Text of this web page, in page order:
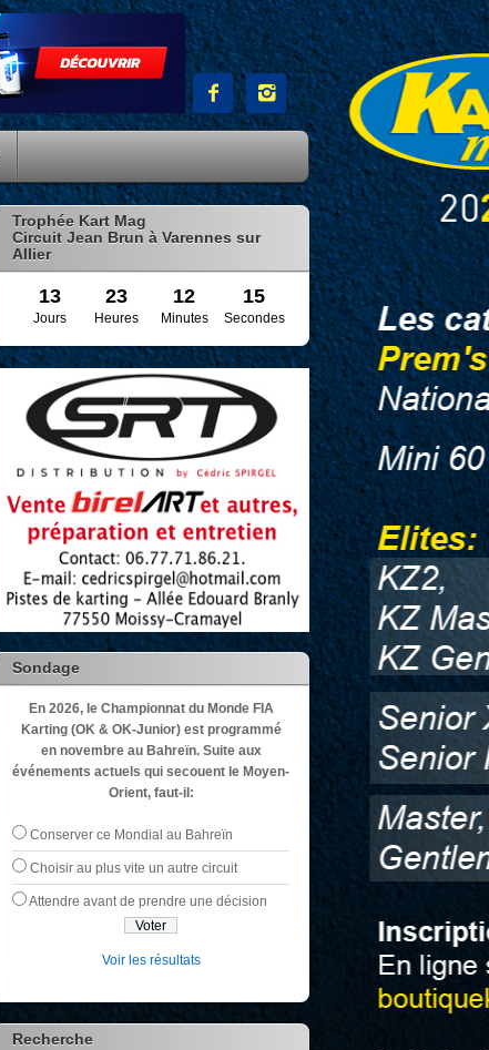
 
Trophée Kart Mag
Circuit Jean Brun à Varennes sur
Allier
13 23 12 14
Jours Heures Minutes Secondes
Sondage
En 2026, le Championnat du Monde FIA
Karting (OK & OK-Junior) est programmé
en novembre au Bahreïn. Suite aux
événements actuels qui secouent le Moyen-
Orient, faut-il:
Conserver ce Mondial au Bahreïn
Choisir au plus vite un autre circuit
Attendre avant de prendre une décision
Voir les résultats
Recherche